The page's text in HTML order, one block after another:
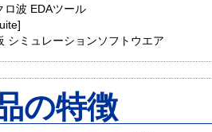
ロ波 EDAツール
シミュレーションソフトウエア
の特徴